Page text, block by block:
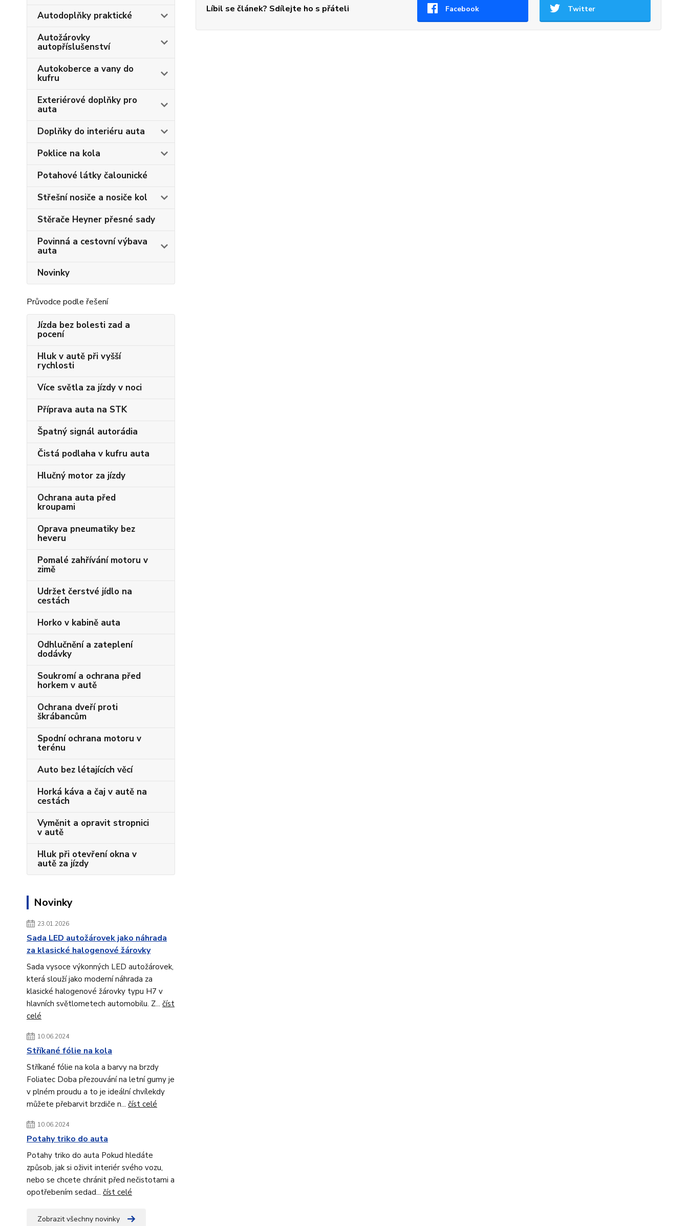
Autodoplňky praktické
Autožárovky
autopříslušenství
Autokoberce a vany do
kufru
Exteriérové doplňky pro
auta
Doplňky do interiéru auta
Poklice na kola
Potahové látky čalounické
Střešní nosiče a nosiče kol
Stěrače Heyner přesné sady
Povinná a cestovní výbava
auta
Novinky
Průvodce podle řešení
Jízda bez bolesti zad a
pocení
Hluk v autě při vyšší
rychlosti
Více světla za jízdy v noci
Příprava auta na STK
Špatný signál autorádia
Čistá podlaha v kufru auta
Hlučný motor za jízdy
Ochrana auta před
kroupami
Oprava pneumatiky bez
heveru
Pomalé zahřívání motoru v
zimě
Udržet čerstvé jídlo na
cestách
Horko v kabině auta
Odhlučnění a zateplení
dodávky
Soukromí a ochrana před
horkem v autě
Ochrana dveří proti
škrábancům
Spodní ochrana motoru v
terénu
Auto bez létajících věcí
Horká káva a čaj v autě na
cestách
Vyměnit a opravit stropnici
v autě
Hluk při otevření okna v
autě za jízdy
Novinky
23.01.2026
Sada LED autožárovek jako náhrada
za klasické halogenové žárovky
Sada vysoce výkonných LED autožárovek,
která slouží jako moderní náhrada za
klasické halogenové žárovky typu H7 v
hlavních světlometech automobilu. Z... číst
celé
10.06.2024
Stříkané fólie na kola
Stříkané fólie na kola a barvy na brzdy
Foliatec Doba přezouvání na letní gumy je
v plném proudu a to je ideální chvílekdy
můžete přebarvit brzdiče n... číst celé
10.06.2024
Potahy triko do auta
Potahy triko do auta Pokud hledáte
způsob, jak si oživit interiér svého vozu,
nebo se chcete chránit před nečistotami a
opotřebením sedad... číst celé
Zobrazit všechny novinky
Líbil se článek? Sdílejte ho s přáteli Facebook Twitter